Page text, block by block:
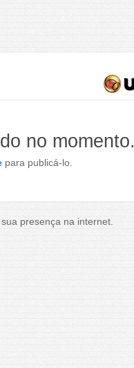
no momento.
para publicá-lo.
presença na internet.